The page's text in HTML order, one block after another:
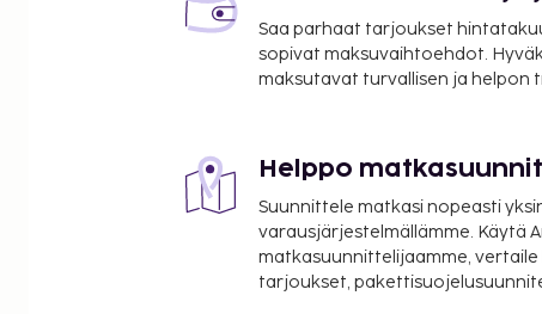
Saa parhaat tarjoukset
sopivat maksuvaihtoehdot.
maksutavat turvallisen ja helpon
Helppo
Suunnittele matkasi nopeasti
varausjärjestelmällämme. Käytä
matkasuunnittelijaamme,
tarjoukset,